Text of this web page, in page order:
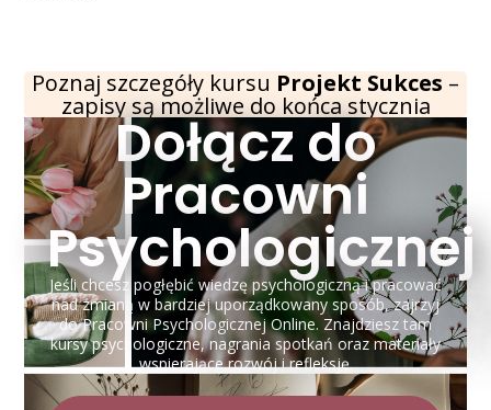
Poznaj szczegóły kursu Projekt Sukces –
zapisy są możliwe do końca stycznia
Dołącz do
Pracowni
Psychologicznej
Jeśli chcesz pogłębić wiedzę psychologiczną i pracować
nad zmianą w bardziej uporządkowany sposób, zajrzyj
do Pracowni Psychologicznej Online. Znajdziesz tam
kursy psychologiczne, nagrania spotkań oraz materiały
wspierające rozwój i refleksję.